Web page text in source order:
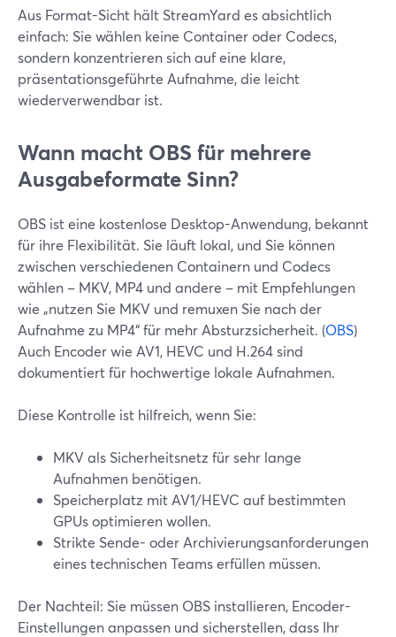
Aus Format-Sicht hält StreamYard es absichtlich
einfach: Sie wählen keine Container oder Codecs,
sondern konzentrieren sich auf eine klare,
präsentationsgeführte Aufnahme, die leicht
wiederverwendbar ist.
Wann macht OBS für mehrere
Ausgabeformate Sinn?
OBS ist eine kostenlose Desktop-Anwendung, bekannt
für ihre Flexibilität. Sie läuft lokal, und Sie können
zwischen verschiedenen Containern und Codecs
wählen – MKV, MP4 und andere – mit Empfehlungen
wie „nutzen Sie MKV und remuxen Sie nach der
Aufnahme zu MP4“ für mehr Absturzsicherheit. (OBS)
Auch Encoder wie AV1, HEVC und H.264 sind
dokumentiert für hochwertige lokale Aufnahmen.
Diese Kontrolle ist hilfreich, wenn Sie:
MKV als Sicherheitsnetz für sehr lange
Aufnahmen benötigen.
Speicherplatz mit AV1/HEVC auf bestimmten
GPUs optimieren wollen.
Strikte Sende- oder Archivierungsanforderungen
eines technischen Teams erfüllen müssen.
Der Nachteil: Sie müssen OBS installieren, Encoder-
Einstellungen anpassen und sicherstellen, dass Ihr